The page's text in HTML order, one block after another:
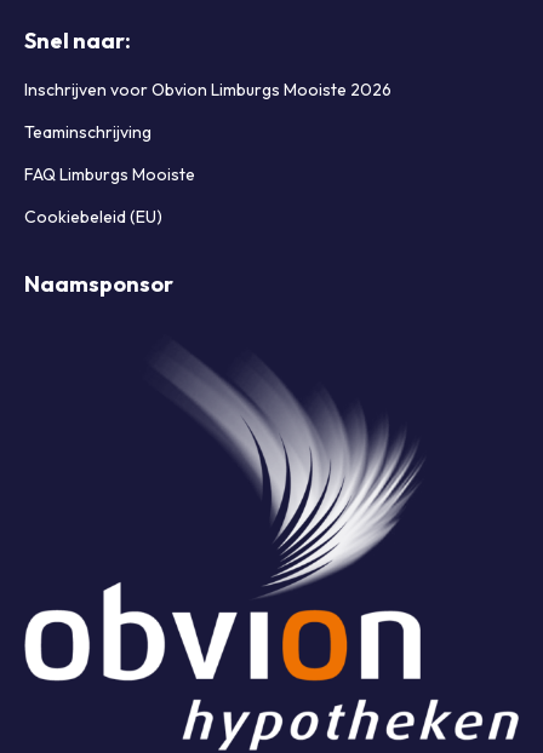
Snel naar:
Inschrijven voor Obvion Limburgs Mooiste 2026
Teaminschrijving
FAQ Limburgs Mooiste
Cookiebeleid (EU)
Naamsponsor